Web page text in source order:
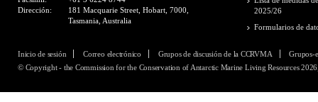
Dirección:
181 Macquarie Street, Hobart, 7000,
Tasmania, Australia
2025/26
Formularios de
Inicio de sesión Correo electrónico Grupos de discusión de la CCRVMA
Grupos-
© Copyright - the Commission for the Conservation of Antarctic Marine Living Resources